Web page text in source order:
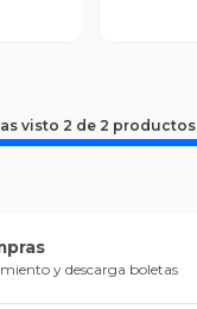
visto 2 de 2 productos
y descarga boletas